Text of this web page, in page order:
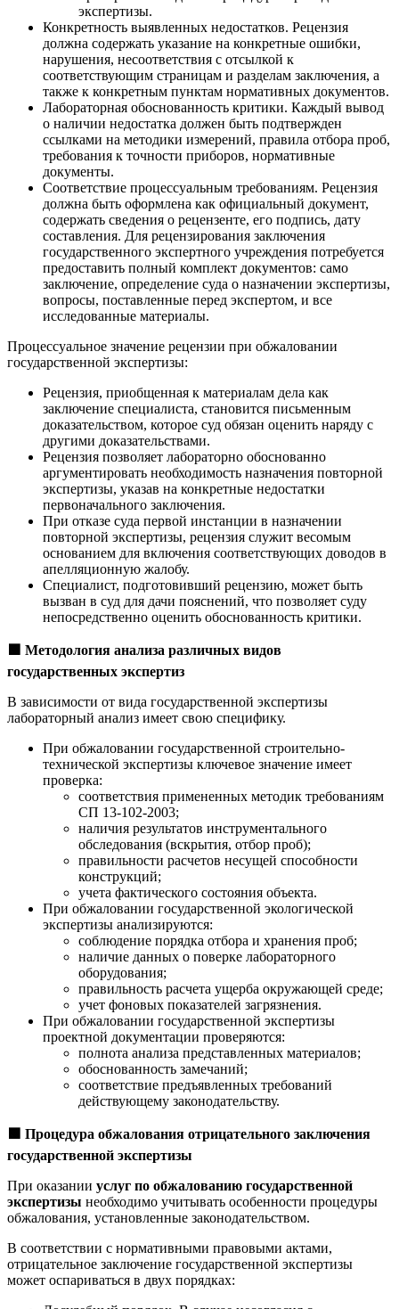
экспертизы.
Конкретность выявленных недостатков. Рецензия
должна содержать указание на конкретные ошибки,
нарушения, несоответствия с отсылкой к
соответствующим страницам и разделам заключения, а
также к конкретным пунктам нормативных документов.
Лабораторная обоснованность критики. Каждый вывод
о наличии недостатка должен быть подтвержден
ссылками на методики измерений, правила отбора проб,
требования к точности приборов, нормативные
документы.
Соответствие процессуальным требованиям. Рецензия
должна быть оформлена как официальный документ,
содержать сведения о рецензенте, его подпись, дату
составления. Для рецензирования заключения
государственного экспертного учреждения потребуется
предоставить полный комплект документов: само
заключение, определение суда о назначении экспертизы,
вопросы, поставленные перед экспертом, и все
исследованные материалы.
Процессуальное значение рецензии при обжаловании
государственной экспертизы:
Рецензия, приобщенная к материалам дела как
заключение специалиста, становится письменным
доказательством, которое суд обязан оценить наряду с
другими доказательствами.
Рецензия позволяет лабораторно обоснованно
аргументировать необходимость назначения повторной
экспертизы, указав на конкретные недостатки
первоначального заключения.
При отказе суда первой инстанции в назначении
повторной экспертизы, рецензия служит весомым
основанием для включения соответствующих доводов в
апелляционную жалобу.
Специалист, подготовивший рецензию, может быть
вызван в суд для дачи пояснений, что позволяет суду
непосредственно оценить обоснованность критики.
Методология анализа различных видов
государственных экспертиз
В зависимости от вида государственной экспертизы
лабораторный анализ имеет свою специфику.
При обжаловании государственной строительно-
технической экспертизы ключевое значение имеет
проверка:
соответствия примененных методик требованиям
СП 13-102-2003;
наличия результатов инструментального
обследования (вскрытия, отбор проб);
правильности расчетов несущей способности
конструкций;
учета фактического состояния объекта.
При обжаловании государственной экологической
экспертизы анализируются:
соблюдение порядка отбора и хранения проб;
наличие данных о поверке лабораторного
оборудования;
правильность расчета ущерба окружающей среде;
учет фоновых показателей загрязнения.
При обжаловании государственной экспертизы
проектной документации проверяются:
полнота анализа представленных материалов;
обоснованность замечаний;
соответствие предъявленных требований
действующему законодательству.
Процедура обжалования отрицательного заключения
государственной экспертизы
При оказании услуг по обжалованию государственной
экспертизы необходимо учитывать особенности процедуры
обжалования, установленные законодательством.
В соответствии с нормативными правовыми актами,
отрицательное заключение государственной экспертизы
может оспариваться в двух порядках: